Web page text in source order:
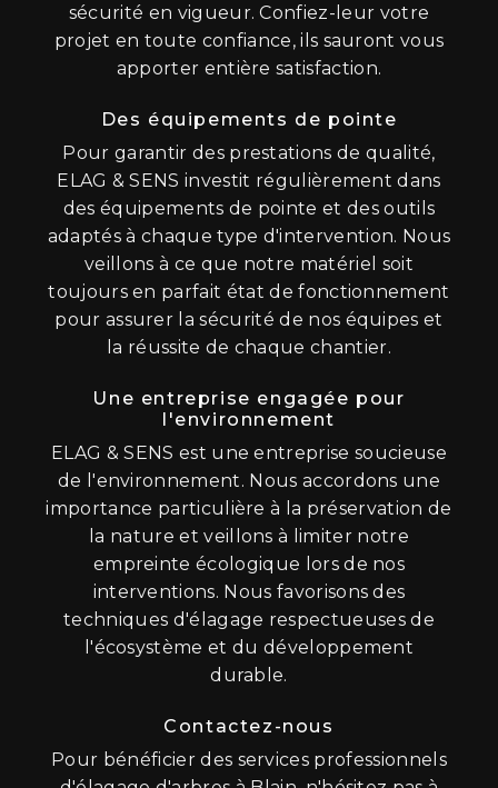
sécurité en vigueur. Confiez-leur votre
projet en toute confiance, ils sauront vous
apporter entière satisfaction.
Des équipements de pointe
Pour garantir des prestations de qualité,
ELAG & SENS investit régulièrement dans
des équipements de pointe et des outils
adaptés à chaque type d'intervention. Nous
veillons à ce que notre matériel soit
toujours en parfait état de fonctionnement
pour assurer la sécurité de nos équipes et
la réussite de chaque chantier.
Une entreprise engagée pour
l'environnement
ELAG & SENS est une entreprise soucieuse
de l'environnement. Nous accordons une
importance particulière à la préservation de
la nature et veillons à limiter notre
empreinte écologique lors de nos
interventions. Nous favorisons des
techniques d'élagage respectueuses de
l'écosystème et du développement
durable.
Contactez-nous
Pour bénéficier des services professionnels